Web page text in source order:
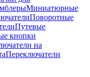
Миниатюрные
Поворотные
Путевые
кнопки
на
Переключатели